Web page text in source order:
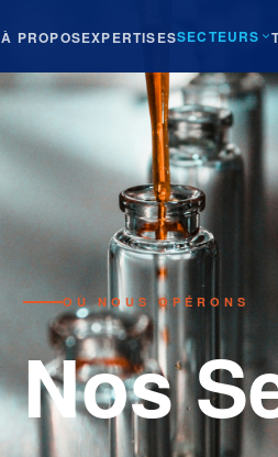
À PROPOSEXPERTISESSECTEURS
OÙ NOUS OPÉRONS
Nos